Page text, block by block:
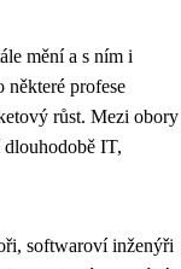
mění a s ním i
profese
růst. Mezi obory
IT,
softwaroví inženýři